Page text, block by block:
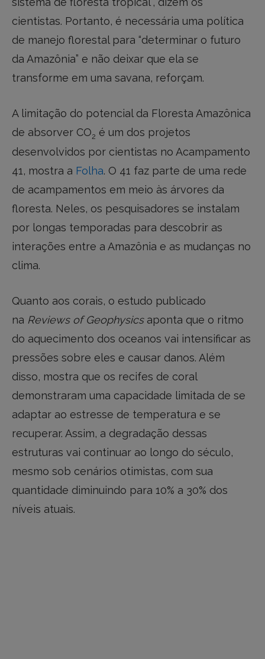
cientistas. Portanto, é necessária uma política
de manejo florestal para “determinar o futuro
da Amazônia” e não deixar que ela se
transforme em uma savana, reforçam.
A limitação do potencial da Floresta Amazônica
de absorver CO2 é um dos projetos
desenvolvidos por cientistas no Acampamento
41, mostra a Folha. O 41 faz parte de uma rede
de acampamentos em meio às árvores da
floresta. Neles, os pesquisadores se instalam
por longas temporadas para descobrir as
interações entre a Amazônia e as mudanças no
clima.
Quanto aos corais, o estudo publicado
na Reviews of Geophysicsaponta que o ritmo
do aquecimento dos oceanos vai intensificar as
pressões sobre eles e causar danos. Além
disso, mostra que os recifes de coral
demonstraram uma capacidade limitada de se
adaptar ao estresse de temperatura e se
recuperar. Assim, a degradação dessas
estruturas vai continuar ao longo do século,
mesmo sob cenários otimistas, com sua
quantidade diminuindo para 10% a 30% dos
níveis atuais.